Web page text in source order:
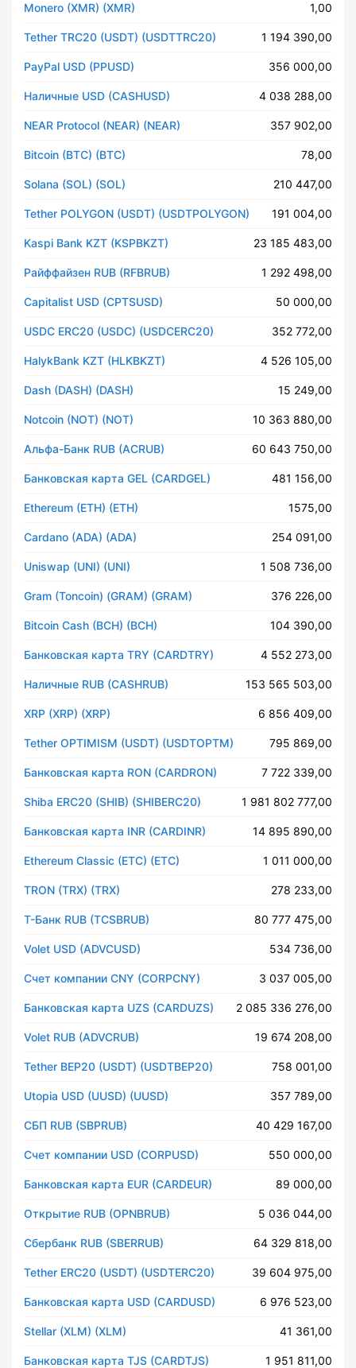
Monero (XMR) (XMR) 1,00
Tether TRC20 (USDT) (USDTTRC20) 1 194 390,00
PayPal USD (PPUSD) 356 000,00
Наличные USD (CASHUSD) 4 038 288,00
NEAR Protocol (NEAR) (NEAR) 357 902,00
Bitcoin (BTC) (BTC) 78,00
Solana (SOL) (SOL) 210 447,00
Tether POLYGON (USDT) (USDTPOLYGON) 191 004,00
Kaspi Bank KZT (KSPBKZT) 23 185 483,00
Райффайзен RUB (RFBRUB) 1 292 498,00
Capitalist USD (CPTSUSD) 50 000,00
USDC ERC20 (USDC) (USDCERC20) 352 772,00
HalykBank KZT (HLKBKZT) 4 526 105,00
Dash (DASH) (DASH) 15 249,00
Notcoin (NOT) (NOT) 10 363 880,00
Альфа-Банк RUB (ACRUB) 60 643 750,00
Банковская карта GEL (CARDGEL) 481 156,00
Ethereum (ETH) (ETH) 1575,00
Cardano (ADA) (ADA) 254 091,00
Uniswap (UNI) (UNI) 1 508 736,00
Gram (Toncoin) (GRAM) (GRAM) 376 226,00
Bitcoin Cash (BCH) (BCH) 104 390,00
Банковская карта TRY (CARDTRY) 4 552 273,00
Наличные RUB (CASHRUB) 153 565 503,00
XRP (XRP) (XRP) 6 856 409,00
Tether OPTIMISM (USDT) (USDTOPTM) 795 869,00
Банковская карта RON (CARDRON) 7 722 339,00
Shiba ERC20 (SHIB) (SHIBERC20) 1 981 802 777,00
Банковская карта INR (CARDINR) 14 895 890,00
Ethereum Classic (ETC) (ETC) 1 011 000,00
TRON (TRX) (TRX) 278 233,00
Т-Банк RUB (TCSBRUB) 80 777 475,00
Volet USD (ADVCUSD) 534 736,00
Счет компании CNY (CORPCNY) 3 037 005,00
Банковская карта UZS (CARDUZS) 2 085 336 276,00
Volet RUB (ADVCRUB) 19 674 208,00
Tether BEP20 (USDT) (USDTBEP20) 758 001,00
Utopia USD (UUSD) (UUSD) 357 789,00
СБП RUB (SBPRUB) 40 429 167,00
Счет компании USD (CORPUSD) 550 000,00
Банковская карта EUR (CARDEUR) 89 000,00
Открытие RUB (OPNBRUB) 5 036 044,00
Сбербанк RUB (SBERRUB) 64 329 818,00
Tether ERC20 (USDT) (USDTERC20) 39 604 975,00
Банковская карта USD (CARDUSD) 6 976 523,00
Stellar (XLM) (XLM) 41 361,00
Банковская карта TJS (CARDTJS) 1 951 811,00